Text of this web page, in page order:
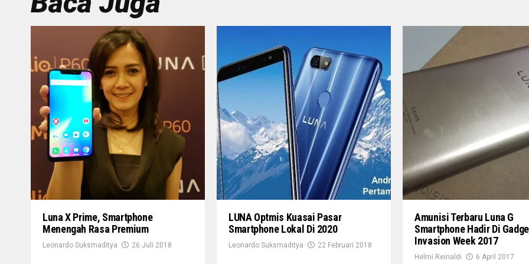
Luna X Prime, Smartphone
Menengah Rasa Premium
Leonardo Suksmaditya 26 Juli 2018
LUNA Optmis Kuasai Pasar
Smartphone Lokal Di 2020
Leonardo Suksmaditya 22 Februari 2018
Amunisi Terbaru Luna G
Smartphone Hadir Di
Invasion Week 2017
Helmi Reinaldi 6 April 2017